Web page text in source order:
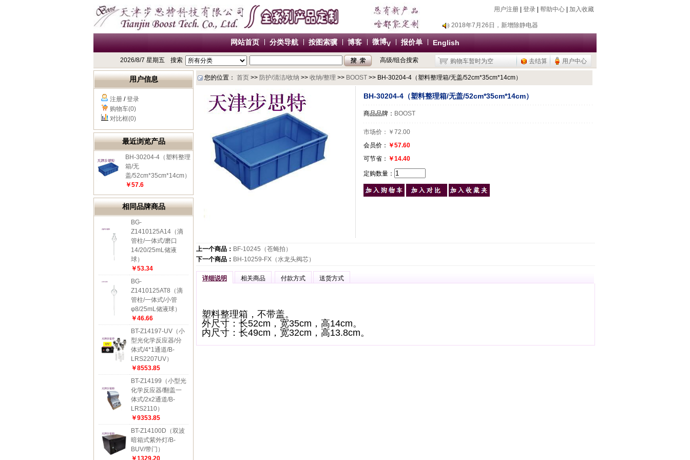
用户注册 登录 帮助中心 加入收藏
2018年7月26日，新增除静电器
2018年11月18日，新增存储卡
2016年9月20日，烧瓶塞降价
2015年9月10日，调整加热模块目录
办公用品，U盘/移动硬盘
2018年11月18日，新增存储卡
网站首页 分类导航 按图索骥 博客 微博V 报价单 English
2026/8/7 星期五 搜索 高级/组合搜索 购物车暂时为空 去结算 用户中心
用户信息
注册 /登录
购物车(0)
对比框(0)
最近浏览产品
BH-30204-4（塑料整理
箱/无
盖/52cm*35cm*14cm）
￥57.6
相同品牌商品
BG-
Z1410125A14（滴
管柱/一体式/磨口
14/20/25mL储液
球）
￥53.34
BG-
Z1410125AT8（滴
管柱/一体式/小管
φ8/25mL储液球）
￥46.66
BT-Z14197-UV（小
型光化学反应器/分
体式/4*1通道/B-
LRS2207UV）
￥8553.85
BT-Z14199（小型光
化学反应器/翻盖一
体式/2x2通道/B-
LRS2110）
￥9353.85
BT-Z14100D（双波
暗箱式紫外灯/B-
BUV/带门）
￥1329.20
您的位置： 首页 >> 防护/清洁/收纳 >> 收纳/整理 >> BOOST >> BH-30204-4（塑料整理箱/无盖/52cm*35cm*14cm）
BH-30204-4（塑料整理箱/无盖/52cm*35cm*14cm）
商品品牌： BOOST
市场价： ￥72.00
会员价： ￥57.60
可节省： ￥14.40
定购数量：
上一个商品： BF-10245（苍蝇拍）
下一个商品： BH-10259-FX（水龙头阀芯）
详细说明 相关商品 付款方式 送货方式
塑料整理箱，不带盖。
外尺寸：长52cm，宽35cm，高14cm。
内尺寸：长49cm，宽32cm，高13.8cm。